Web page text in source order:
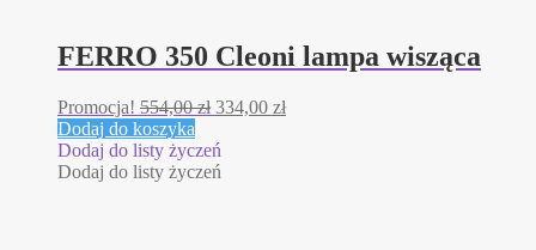
FERRO 350 Cleoni lampa wisząca
Promocja! 554,00zł Pierwotna
wynosiła:
554,00 zł.
334,00 złAktualna
Dodaj do koszyka
Dodaj do listy życzeń
Dodaj do listy życzeń